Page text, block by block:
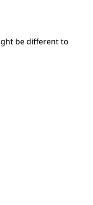
be different to